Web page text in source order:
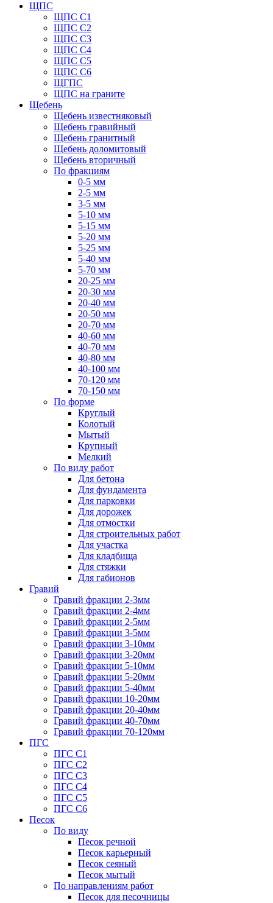
ЩПС
ЩПС С1
ЩПС С2
ЩПС С3
ЩПС С4
ЩПС С5
ЩПС С6
ЩГПС
ЩПС на граните
Щебень
Щебень известняковый
Щебень гравийный
Щебень гранитный
Щебень доломитовый
Щебень вторичный
По фракциям
0-5 мм
2-5 мм
3-5 мм
5-10 мм
5-15 мм
5-20 мм
5-25 мм
5-40 мм
5-70 мм
20-25 мм
20-30 мм
20-40 мм
20-50 мм
20-70 мм
40-60 мм
40-70 мм
40-80 мм
40-100 мм
70-120 мм
70-150 мм
По форме
Круглый
Колотый
Мытый
Крупный
Мелкий
По виду работ
Для бетона
Для фундамента
Для парковки
Для дорожек
Для отмостки
Для строительных работ
Для участка
Для кладбища
Для стяжки
Для габионов
Гравий
Гравий фракции 2-3мм
Гравий фракции 2-4мм
Гравий фракции 2-5мм
Гравий фракции 3-5мм
Гравий фракции 3-10мм
Гравий фракции 3-20мм
Гравий фракции 5-10мм
Гравий фракции 5-20мм
Гравий фракции 5-40мм
Гравий фракции 10-20мм
Гравий фракции 20-40мм
Гравий фракции 40-70мм
Гравий фракции 70-120мм
ПГС
ПГС С1
ПГС С2
ПГС С3
ПГС С4
ПГС С5
ПГС С6
Песок
По виду
Песок речной
Песок карьерный
Песок сеяный
Песок мытый
По направлениям работ
Песок для песочницы